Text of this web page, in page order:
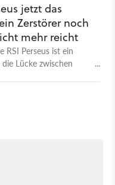
jetzt das
Zerstörer noch
mehr reicht
RSI Perseus ist ein
Lücke zwischen
Hammerhead, die
keine
das Schiff über